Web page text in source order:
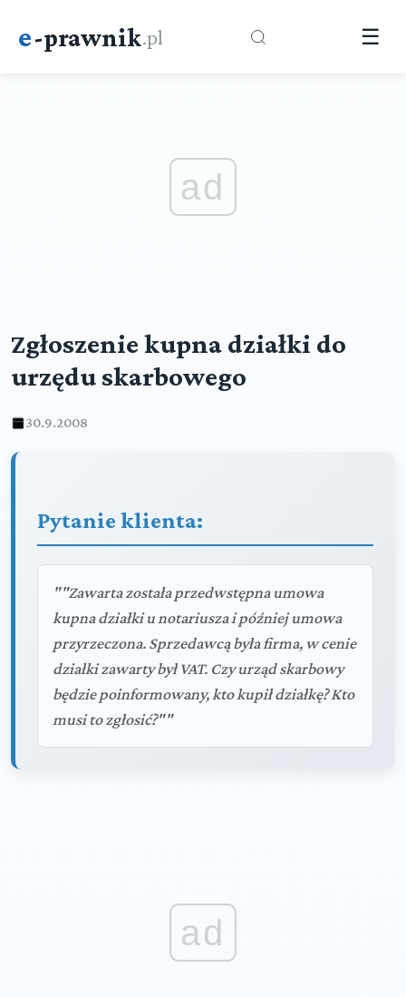
e-prawnik.pl ☰
ad
Zgłoszenie kupna działki do
urzędu skarbowego
30.9.2008
Pytanie klienta:
""Zawarta została przedwstępna umowa
kupna działki u notariusza i później umowa
przyrzeczona. Sprzedawcą była firma, w cenie
działki zawarty był VAT. Czy urząd skarbowy
będzie poinformowany, kto kupił działkę? Kto
musi to zgłosić?""
ad